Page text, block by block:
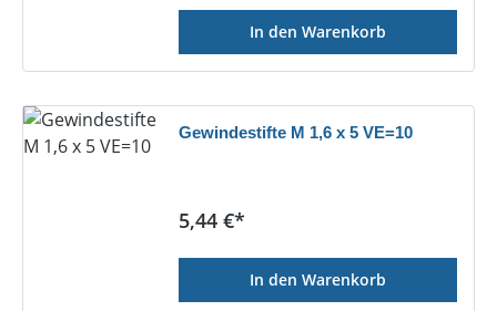
In den Warenkorb
Gewindestifte M 1,6 x 5 VE=10
Regulärer Preis:
5,44 €*
In den Warenkorb